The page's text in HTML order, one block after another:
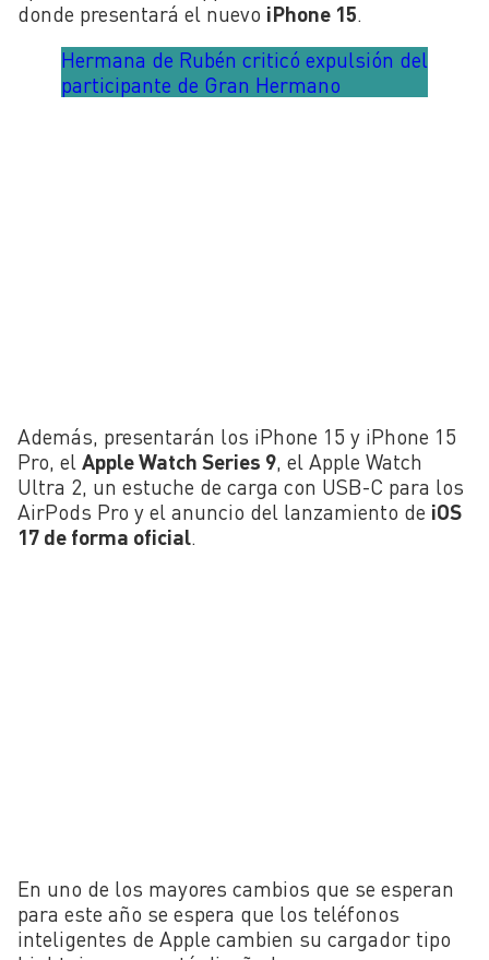
donde presentará el nuevo iPhone 15.
Hermana de Rubén criticó expulsión del
participante de Gran Hermano
Además, presentarán los iPhone 15 y iPhone 15
Pro, el Apple Watch Series 9, el Apple Watch
Ultra 2, un estuche de carga con USB-C para los
AirPods Pro y el anuncio del lanzamiento de iOS
17 de forma oficial.
En uno de los mayores cambios que se esperan
para este año se espera que los teléfonos
inteligentes de Apple cambien su cargador tipo